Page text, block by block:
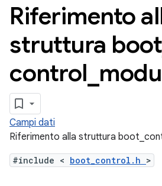
Riferimento
struttura boot
control
Campi dati
Riferimento alla struttura
#include < boot_control.h >